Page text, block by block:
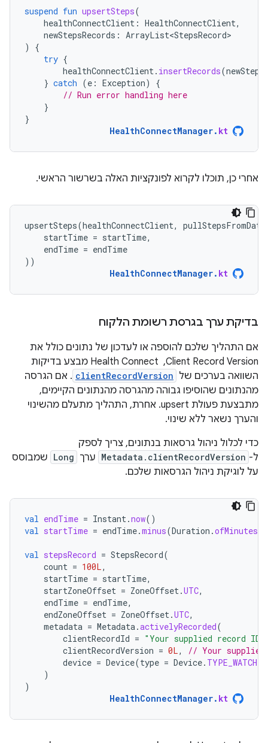
suspend fun upsertSteps(
healthConnectClient : HealthConnectClient,
newStepsRecords : ArrayList<StepsRecord>
)
{
try {
healthConnectClient. insertRecords(
} catch (e : Exception)
{
// Run error handling here
}
}
HealthConnectManager. kt
אחרי כן, תוכלו לקרוא לפונקציות האלה בשרשור הראשי.
upsertSteps(healthConnectClient,
startTime = startTime,
endTime = endTime
))
HealthConnectManager. kt
בדיקת ערך בגרסת רשומת הלקוח
אם התהליך שלכם להוספה או לעדכון של נתונים כולל את
Client Record Version, ‏ Health Connect מבצע בדיקות
השוואה בערכים של clientRecordVersion . אם הגרסה
מהנתונים שהוסיפו גבוהה מהגרסה מהנתונים הקיימים,
מתבצעת פעולת upsert. אחרת, התהליך מתעלם מהשינוי
והערך נשאר ללא שינוי.
כדי לכלול ניהול גרסאות בנתונים, צריך לספק
ל- Metadata.clientRecordVersion ערך Long שמבוסס
על לוגיקת ניהול הגרסאות שלכם.
val endTime = Instant.now()
val startTime = endTime.minus(Duration .ofMinutes
val stepsRecord = StepsRecord(
count = 100L,
startTime = startTime,
startZoneOffset = ZoneOffset.UTC,
endTime = endTime,
endZoneOffset = ZoneOffset.UTC,
metadata = Metadata.activelyRecorded(
clientRecordId = "Your supplied record ID"
clientRecordVersion = 0L,
// Your
device = Device(type = Device. TYPE_WATCH
)
)
HealthConnectManager. kt